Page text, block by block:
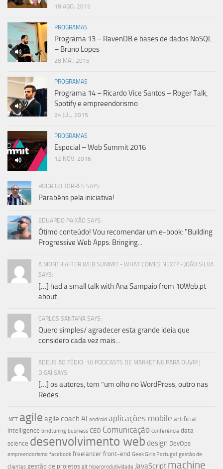
18 AGO, 2015
PROGRAMAS
Programa 13 – RavenDB e bases de dados NoSQL
– Bruno Lopes
28 MAI, 2015
PROGRAMAS
Programa 14 – Ricardo Vice Santos – Roger Talk,
Spotify e empreendorismo
24 JUL, 2015
PROGRAMAS
Especial – Web Summit 2016
12 NOV, 2016
RODRIGO TORRES SAYS:
Parabéns pela iniciativa!
EDUARDO PAIXÃO SAYS:
Ótimo conteúdo! Vou recomendar um e-book: "Building
Progressive Web Apps: Bringing...
A MONTH AFTER WEB SUMMIT - WHAT COMES NEXT? - JOÃO SILVA
SAYS:
[…] had a small talk with Ana Sampaio from 10Web.pt
about...
CARLOS SANTANA SAYS:
Quero simples/ agradecer esta grande ideia que
considero cada vez mais...
ADEUS AO TÉDIO: 10 PODCASTS DE MARKETING PARA OUVIR |
DIGAÍ SAYS:
[…] os autores, tem “um olho no WordPress, outro nas
Redes...
.NET agile agile coach AI android aplicações mobile artificial
intelligence bindtuning business CEO Comunicação conferência data
science desenvolvimento web design DevOps
empreendorismo facebook freelancer front-end Geek Girls Portugal gestão de
clientes gestão de projetos git hiperprodutividade JavaScript machine